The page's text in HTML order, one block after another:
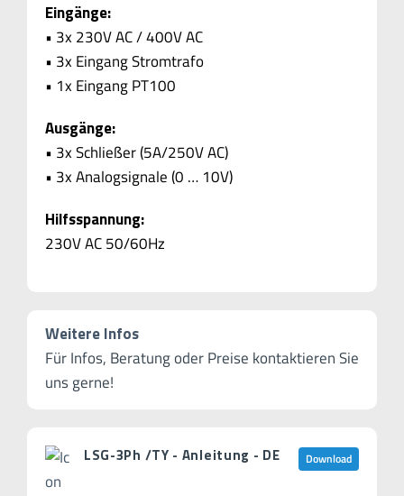
Eingänge:
• 3x 230V AC / 400V AC
• 3x Eingang Stromtrafo
• 1x Eingang PT100
Ausgänge:
• 3x Schließer (5A/250V AC)
• 3x Analogsignale (0 … 10V)
Hilfsspannung:
230V AC 50/60Hz
Weitere Infos
Für Infos, Beratung oder Preise kontaktieren Sie
uns gerne!
LSG-3Ph /TY - Anleitung - DE Download